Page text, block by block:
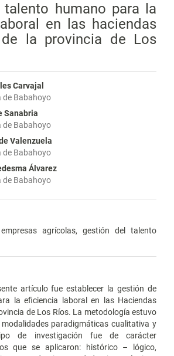
talento humano para la
en las haciendas
de la provincia de Los
Carvajal
de Babahoyo
Sanabria
de Babahoyo
Valenzuela
de Babahoyo
Álvarez
de Babahoyo
agrícolas, gestión del talento
artículo fue establecer la gestión de
la eficiencia laboral en las Haciendas
de Los Ríos. La metodología estuvo
paradigmáticas cualitativa y
de investigación fue de carácter
que se aplicaron: histórico – lógico,